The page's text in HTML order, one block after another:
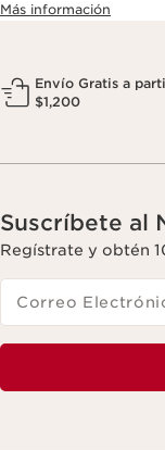
Más información
Envío Gratis a
$1,200
Suscríbete al
Regístrate y obtén
Correo